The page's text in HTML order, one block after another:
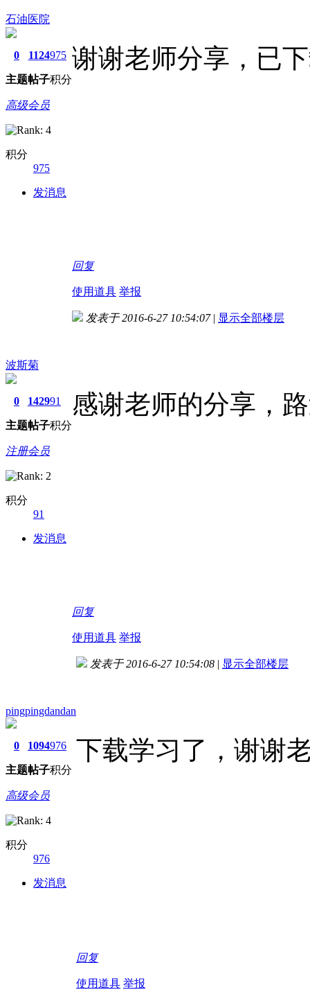
石油医院
0
主题
1124
帖子
975
积分
高级会员
积分
975
发消息
谢谢老师分享，已
回复
使用道具 举报
波斯菊
0
主题
1429
帖子
91
积分
注册会员
积分
91
发消息
发表于 2016-6-27 10:54:07 | 显示全部楼层
感谢老师的分享，
回复
使用道具 举报
pingpingdandan
0
主题
1094
帖子
976
积分
高级会员
积分
976
发消息
发表于 2016-6-27 10:54:08 | 显示全部楼层
下载学习了，谢谢
回复
使用道具 举报